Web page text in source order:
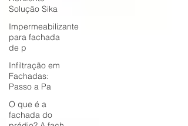
Solução Sika
Impermeabilizante
para fachada
de p
Infiltração em
Fachadas:
Passo a Pa
O que é a
fachada do